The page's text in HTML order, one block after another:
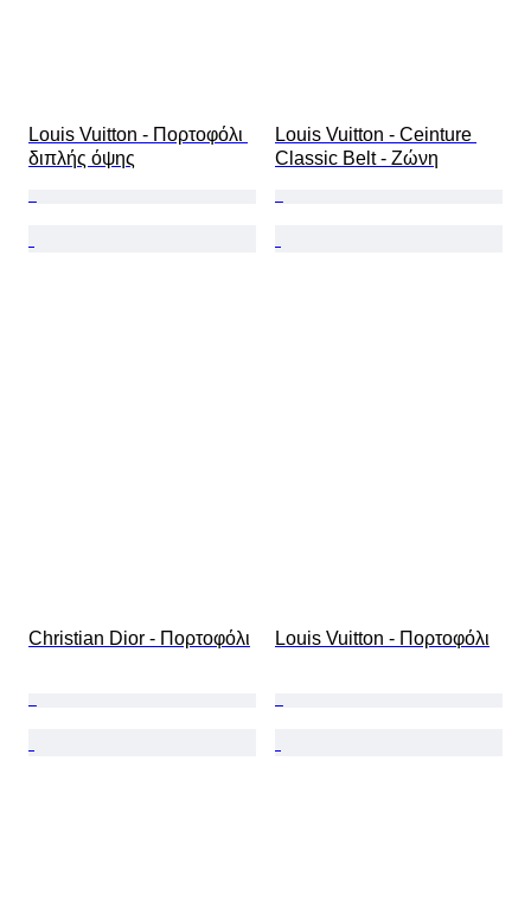
Louis Vuitton - Πορτοφόλι
διπλής όψης
Louis Vuitton - Ceinture
Classic Belt - Ζώνη
Christian Dior - Πορτοφόλι Louis Vuitton - Πορτοφόλι